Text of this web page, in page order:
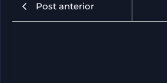
Post anterior